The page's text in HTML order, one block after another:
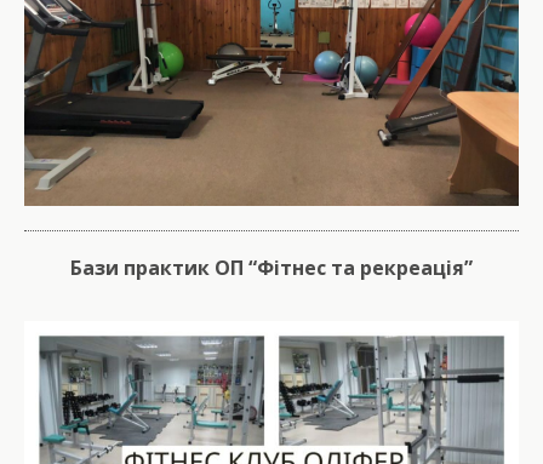
Бази практик ОП “Фітнес та рекреація”